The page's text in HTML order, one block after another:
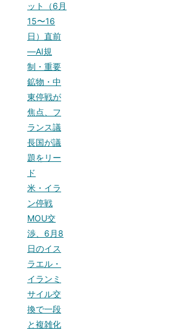
ット（6月
15〜16
日）直前
—AI規
制・重要
鉱物・中
東停戦が
焦点、フ
ランス議
長国が議
題をリー
ド
米・イラ
ン停戦
MOU交
渉、6月8
日のイス
ラエル・
イランミ
サイル交
換で一段
と複雑化